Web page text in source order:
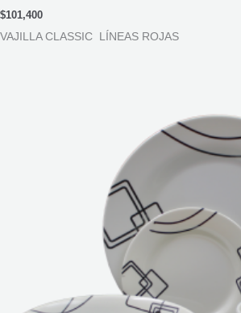
$101,400
VAJILLA CLASSIC LÍNEAS ROJAS